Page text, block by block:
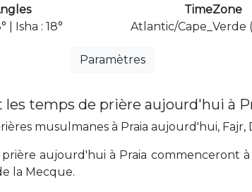
| Isha : 18°
TimeZone
Atlantic/Cape_Verde
Paramètres
les temps de prière aujourd'hui à
musulmanes à Praia aujourd'hui,
aujourd'hui à Praia commenceront à
la Mecque.